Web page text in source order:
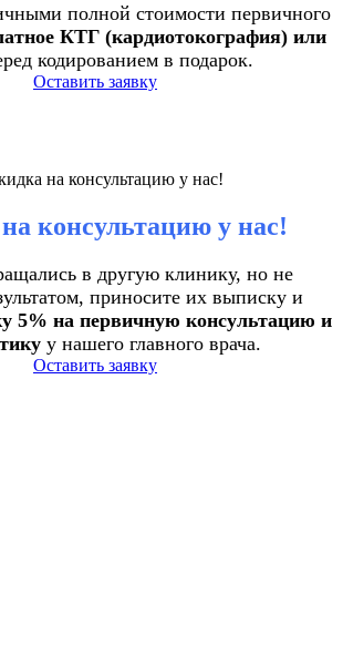
полной стоимости первичного
КТГ (кардиотокография) или
кодированием в подарок.
Оставить заявку
консультацию у нас!
в другую клинику, но не
приносите их выписку и
5% на первичную консультацию и
у нашего главного врача.
Оставить заявку